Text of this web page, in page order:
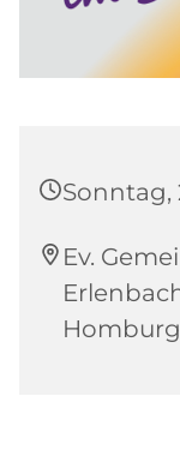
Sonntag,
Ev.
Homburg